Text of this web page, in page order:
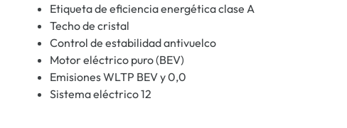
Etiqueta de eficiencia energética clase A
Techo de cristal
Control de estabilidad antivuelco
Motor eléctrico puro (BEV)
Emisiones WLTP BEV y 0,0
Sistema eléctrico 12